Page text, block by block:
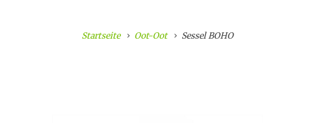
Startseite Oot-Oot Sessel BOHO